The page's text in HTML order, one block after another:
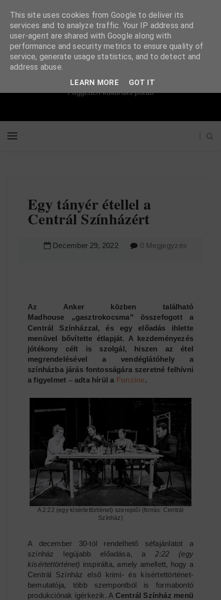
Súgópéldány
Független kulturális portál
Egy tányér étellel a
Centrál Színházért
December 29, 2022 0 Megjegyzés
Az Anker közben található
Madhouse „gasztrokocsma” összefogott a
Centrál Színházzal, és egy előadás ihlette
menüvel bővítette étlapját. A kezdeményezés
jótékony célt is szolgál, hiszen az étel
megrendelésével a vendéglátóhely a
színházba járás fontosságára szeretné felhívni
a figyelmet – adta hírül a Funzine.
A 2:22 (egy kísértettörténet) szereplői (forrás: Centrál
Színház)
A december 30-tól rendelhető séfajánlatot a
színház legújabb előadása, a2:22 (egy
kísértettörténet) inspirálta, amely amellett, hogy a
Centrál Színház első krimi- és kísértettörténet-
bemutatója, több szempontból is formabontó
produkciónak ígérkezik. A Centrál Színház menü
This site uses cookies from Google to deliver its
services and to analyze traffic. Your IP address and
user-agent are shared with Google along with
performance and security metrics to ensure quality of
service, generate usage statistics, and to detect and
address abuse.
LEARN MORE GOT IT